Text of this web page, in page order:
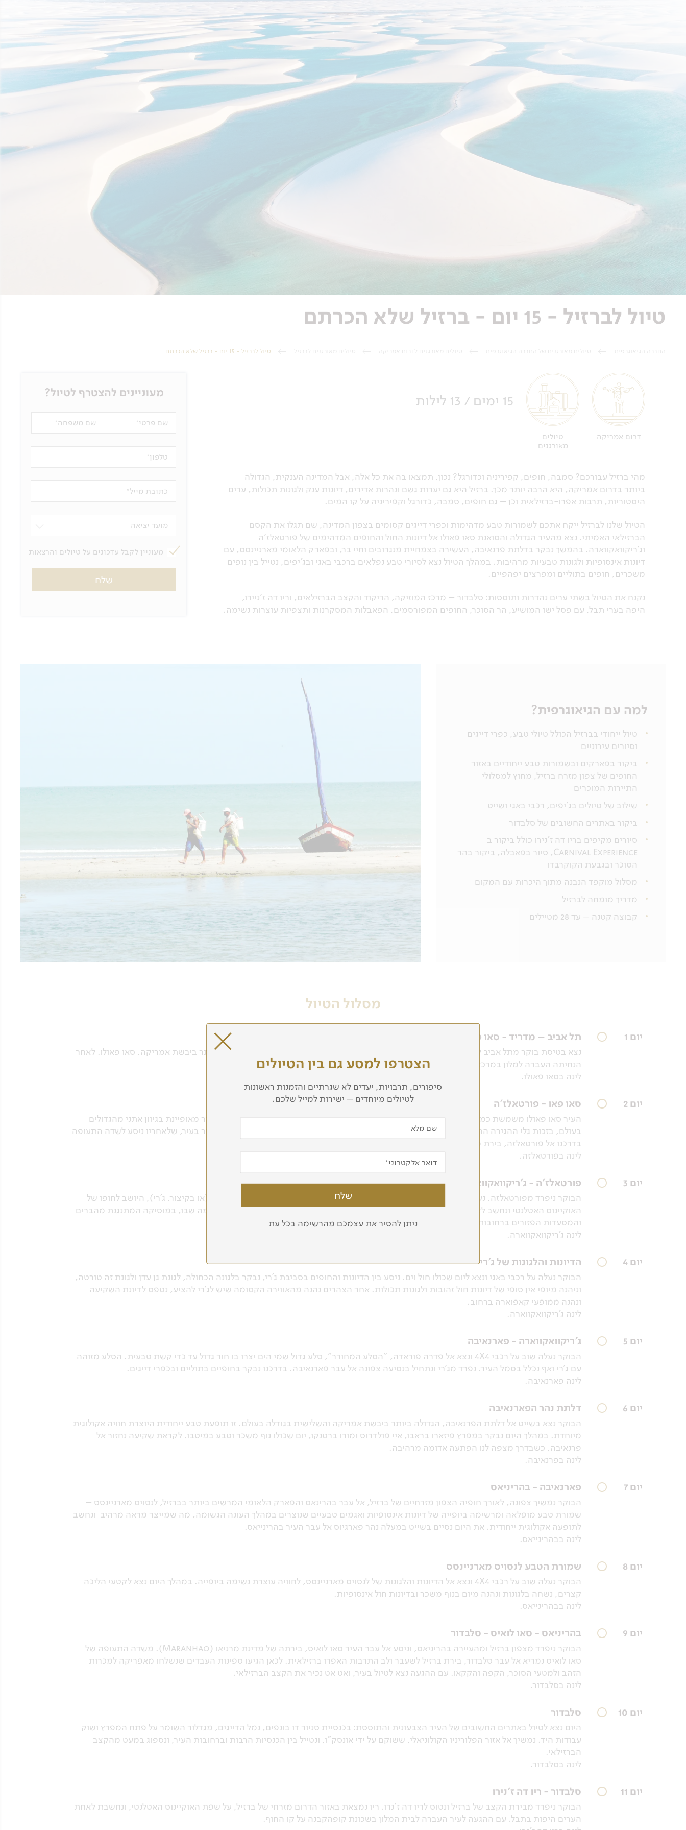
צור קשר
טיול לברזיל - 15 יום - ברזיל שלא הכרתם
טיול לברזיל - 15 יום - ברזיל שלא הכרתם
דרום אמריקה
טיולים
מאורגנים
15 ימים / 13 לילות
מהי ברזיל עבורכם? סמבה, חופים, קפיריניה וכדורגל? נכון, תמצאו בה את כל אלה, אבל המדינה הענקית, הגדולה
ביותר בדרום אמריקה, היא הרבה יותר מכך. ברזיל היא גם יערות גשם ונהרות אדירים, דיונות ענק ולגונות תכולות, ערים
היסטוריות, תרבות אפרו-ברזילאית וכן – גם חופים, סמבה, כדורגל וקפיריניה על קו המים.
הטיול שלנו לברזיל ייקח אתכם לשמורות טבע מדהימות וכפרי דייגים קסומים בצפון המדינה, שם תגלו את הקסם
הברזילאי האמיתי. נצא מהעיר הגדולה והסואנת סאו פאולו אל דיונות החול והחופים המדהימים של פורטאלז'ה
וג'ריקוואקווארה. בהמשך נבקר בדלתת פרנאיבה, העשירה בצמחיית מנגרובים וחיי בר, ובפארק הלאומי מארניינסס, עם
דיונות אינסופיות ולגונות טבעיות מרהיבות. במהלך הטיול נצא לסיורי טבע נפלאים ברכבי באגי ובג'יפים, נטייל בין נופים
משכרים, חופים בתוליים ומפרצים יפהפיים.
נקנח את הטיול בשתי ערים נהדרות ותוססות: סלבדור – מרכז המוזיקה, הריקוד והקצב הברזילאים, וריו דה ז'ניירו,
היפה בערי תבל, עם פסל ישו המושיע, הר הסוכר, החופים המפורסמים, הפאבלות המסקרנות ותצפיות עוצרות נשימה.
מעוניינים להצטרף לטיול?
שם פרטי שם משפחה
טלפון
כתובת מייל
מועד יציאה
מעוניין לקבל עדכונים על טיולים והרצאות
למה עם הגיאוגרפית?
טיול ייחודי בברזיל הכולל טיולי טבע, כפרי דייגים
וסיורים עירוניים
ביקור בפארקים ובשמורות טבע ייחודיים באזור
החופים של צפון מזרח ברזיל, מחוץ למסלולי
התיירות המוכרים
שילוב של טיולים בג'יפים, רכבי באגי ושייט
ביקור באתרים החשובים של סלבדור
סיורים מקיפים בריו דה ז'נירו כולל ביקור ב
Carnival Experience, סיור בפאבלה, ביקור בהר
הסוכר ובגבעת הקוקרבדו
מסלול מוקפד הנבנה מתוך היכרות עם המקום
מדריך מומחה לברזיל
קבוצה קטנה – עד 28 מטיילים
מסלול הטיול
יום 1 תל אביב – מדריד - סאו פאולו
נצא בטיסת בוקר מתל אביב למדריד, וממנה בטיסת המשך אל העיר הגדולה ביותר בברזיל והמאוכלסת ביותר ביבשת אמריקה, סאו פאולו. לאחר
הנחיתה העברה למלון במרכז העיר.
לינה בסאו פאולו.
יום 2 סאו פאו - פורטאלז'ה
העיר סאו פאולו משמשת כמרכז הפיננסי והתעשייתי החשוב ביותר במדינות אמריקה הלטינית. בנוסף, העיר מאופיינת בגיוון אתני מהגדולים
בעולם, בזכות גלי ההגירה הרבים מכל קצוות תבל שנטמעו באוכלוסיית העיר. לאחר ארוחת הבוקר נצא לסיור בעיר, שלאחריו ניסע לשדה התעופה
בדרכנו אל פורטאלזה, בירת מדינת סיארה שבצפון מזרח ברזיל. עם הנחיתה העברה לבית המלון.
לינה בפורטאלזה.
יום 3 פורטאלז'ה - ג'ריקוואקווארה
הבוקר ניפרד מפורטאלזה, נעלה על רכבי 4X4, ונתחיל בנסיעה אל עבר כפר הדייגים הקסום ג'ריקוואקוורה (או בקיצור, ג'רי), היושב לחופו של
האוקיינוס האטלנטי ונחשב לאחד מהחופים הפופולריים בברזיל ומהיפים בעולם. הכפר ידוע באווירה הקסומה שבו, במוסיקה המתנגנת מהברים
והמסעדות הפזורים ברחובותיו, ובשקיעות המרהיבות.
לינה ג'ריקוואקווארה.
יום 4 הדיונות והלגונות של ג'רי
הבוקר נעלה על רכבי באגי ונצא ליום שכולו חול וים. ניסע בין הדיונות והחופים בסביבת ג'רי, נבקר בלגונה הכחולה, לגונת גן עדן ולגונת זה טורטה,
וניהנה מיופי אין סופי של דיונות חול זהובות ולגונות תכולות. אחר הצהרים נהנה מהאווירה הקסומה שיש לג'רי להציע, נטפס לדיונת השקיעה
ונהנה ממופעי קאפוארה ברחוב.
לינה ג'ריקוואקווארה.
יום 5 ג'ריקוואקווארה - פארנאיבה
הבוקר נעלה שוב על רכבי 4X4 ונצא אל פדרה פוראדה, "הסלע המחורר", סלע גדול שמי הים יצרו בו חור גדול עד כדי קשת טבעית. הסלע מזוהה
עם ג'רי ואף נכלל בסמל העיר. נפרד מג'רי ונתחיל בנסיעה צפונה אל עבר פארנאיבה. בדרכנו נבקר בחופיים בתוליים ובכפרי דייגים.
לינה פארנאיבה.
יום 6 דלתת נהר הפארנאיבה
הבוקר נצא בשייט אל דלתת הפרנאיבה, הגדולה ביותר ביבשת אמריקה והשלישית בגודלה בעולם. זו תופעת טבע ייחודית היוצרת חוויה אקולוגית
מיוחדת. במהלך היום נבקר במפרץ פיזארו בראבו, איי פולדרוס ומורו ברטנקו, יום שכולו נוף משכר וטבע במיטבו. לקראת שקיעה נחזור אל
פרנאיבה, כשבדרך מצפה לנו הפתעה אדומה מרהיבה.
לינה בפרנאיבה.
יום 7 פארנאיבה - בהריניאס
הבוקר נמשיך צפונה, לאורך חופיה הצפון מזרחיים של ברזיל, אל עבר בהרינאס והפארק הלאומי המרשים ביותר בברזיל, לנסויס מארניינסס –
שמורת טבע מופלאה ומרשימה ביופייה של דיונות אינסופיות ואגמים טבעיים שנוצרים במהלך העונה הגשומה, מה שמייצר מראה מרהיב ונחשב
לתופעה אקולוגית ייחודית. את היום נסיים בשייט במעלה נהר פארגיוס אל עבר העיר בהרינייאס.
לינה בבהרינייאס.
יום 8 שמורת הטבע לנסויס מארניינסס
הבוקר נעלה שוב על רכבי 4X4 ונצא אל הדיונות והלגונות של לנסויס מארניינסס, לחוויה עוצרת נשימה ביופייה. במהלך היום נצא לקטעי הליכה
קצרים, נשחה בלגונות ונהנה מיום בנוף משכר ובדיונות חול אינסופיות.
לינה בבהרינייאס.
יום 9 בהריניאס - סאו לואיס - סלבדור
הבוקר ניפרד מצפון ברזיל ומהעיירה בהריניאס, וניסע אל עבר העיר סאו לואיס, בירתה של מדינת מרניאו (Maranhao). משדה התעופה של
סאו לואיס נמריא אל עבר סלבדור, בירת ברזיל לשעבר ולב התרבות האפרו ברזילאית. לכאן הגיעו ספינות העבדים שנשלחו מאפריקה למכרות
הזהב ולמטעי הסוכר, הקפה והקקאו. עם ההגעה נצא לטיול בעיר, ואט אט נכיר את הקצב הברזילאי.
לינה בסלבדור.
יום 10 סלבדור
היום נצא לטיול באתרים החשובים של העיר הצבעונית והתוססת: בכנסיית סניור דו בונפים, נמל הדייגים, מגדלור השומר על פתח המפרץ ושוק
עבודות היד. נמשיך אל אזור הפלוריניו הקולוניאלי, ששוקם על ידי אונסק"ו, ונטייל בין הכנסיות הרבות וברחובות העיר, ונספוג במעט מהקצב
הברזילאי.
לינה בסלבדור.
יום 11 סלבדור - ריו דה ז'נירו
הבוקר ניפרד מבירת הקצב של ברזיל ונטוס לריו דה ז'נרו. ריו נמצאת באזור הדרום מזרחי של ברזיל, על שפת האוקיינוס האטלנטי, ונחשבת לאחת
הערים היפות בתבל. עם ההגעה לעיר העברה לבית המלון בשכונת קופהקבנה על קו החוף.
הצטרפו למסע גם בין הטיולים
סיפורים, תרבויות, יעדים לא שגרתיים והזמנות ראשונות
לטיולים מיוחדים – ישירות למייל שלכם.
שם מלא
דואר אלקטרוני
ניתן להסיר את עצמכם מהרשימה בכל עת